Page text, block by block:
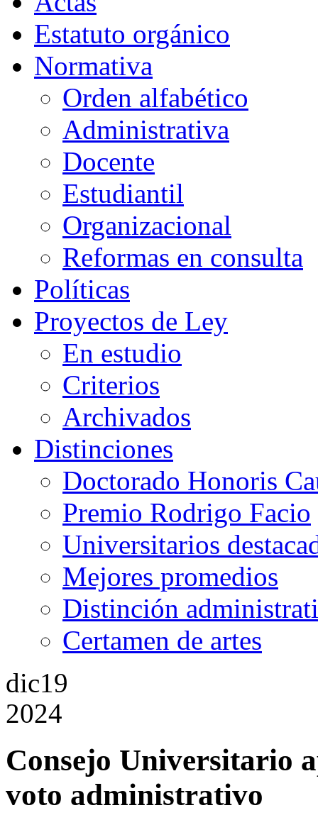
Estatuto orgánico
Normativa
Orden alfabético
Administrativa
Docente
Estudiantil
Organizacional
Reformas en consulta
Políticas
Proyectos de Ley
En estudio
Criterios
Archivados
Distinciones
Doctorado Honoris
Premio Rodrigo Facio
Universitarios
Mejores promedios
Distinción
Certamen de artes
dic19
2024
Consejo Universitario
voto administrativo